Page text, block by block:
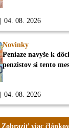
04. 08. 2026
Novinky
Peniaze navyše k
penzistov si tento
04. 08. 2026
Zobraziť viac článkov